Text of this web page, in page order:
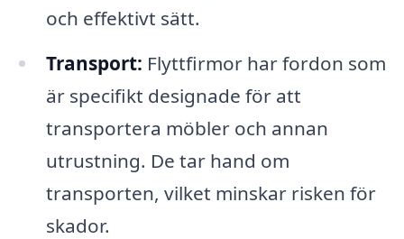
och effektivt sätt.
Transport: Flyttfirmor har fordon som
är specifikt designade för att
transportera möbler och annan
utrustning. De tar hand om
transporten, vilket minskar risken för
skador.